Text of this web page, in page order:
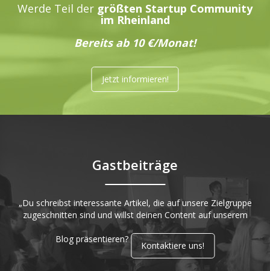
Werde Teil der größten Startup Community
im Rheinland
Bereits ab 10 €/Monat!
Jetzt informieren!
Gastbeiträge
„Du schreibst interessante Artikel, die auf unsere Zielgruppe
zugeschnitten sind und willst deinen Content auf unserem
Blog präsentieren?
Kontaktiere uns!